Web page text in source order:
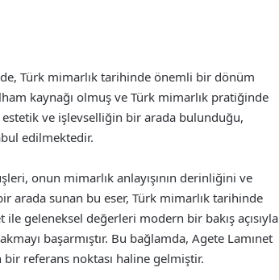
Türk mimarlık tarihinde önemli bir dönüm
kaynağı olmuş ve Türk mimarlık pratiğinde
estetik ve işlevselliğin bir arada bulunduğu,
edilmektedir.
onun mimarlık anlayışının derinliğini ve
arada sunan bu eser, Türk mimarlık tarihinde
geleneksel değerleri modern bir bakış açısıyla
başarmıştır. Bu bağlamda, Agete Lamınet
referans noktası haline gelmiştir.